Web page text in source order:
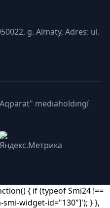
g. Almaty, Adres: ul.
medıaholdıngí
{ if (typeof Smi24 !==
widget-id="130"]'); } },